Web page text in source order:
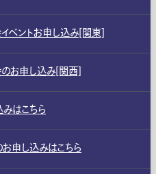
ベントお申し込み[関東]
お申し込み[関西]
はこちら
申し込みはこちら